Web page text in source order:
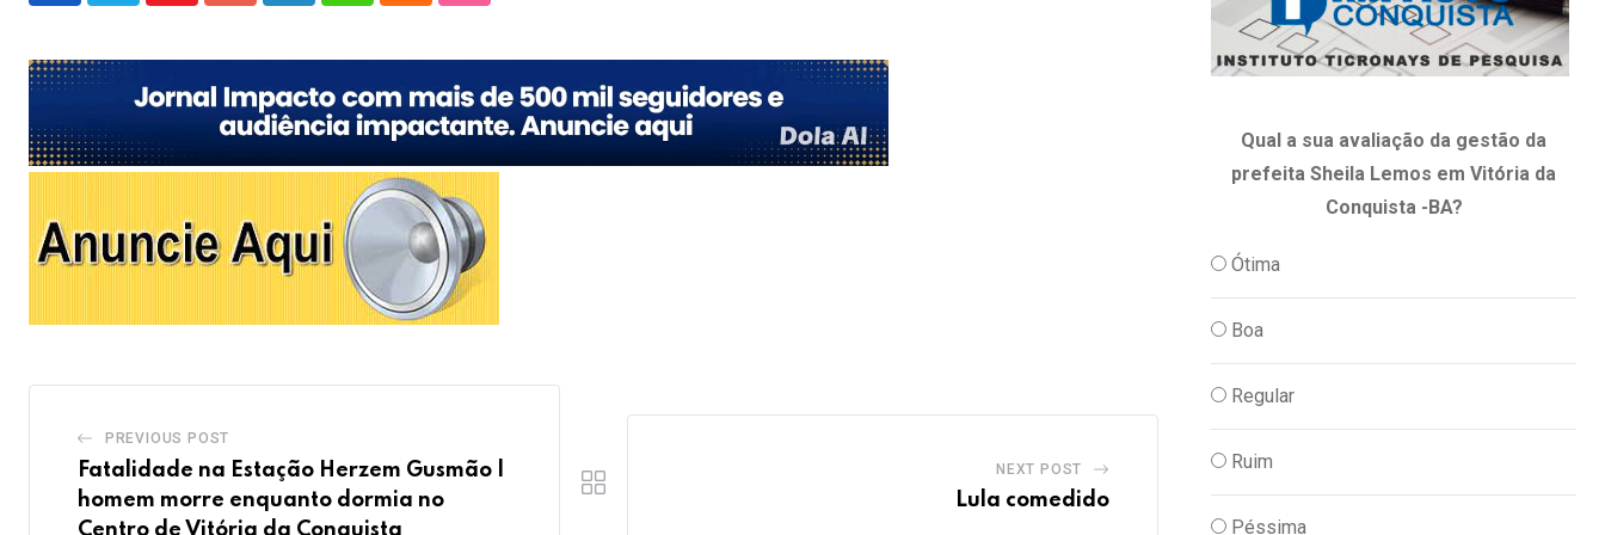
PREVIOUS POST
Fatalidade na Estação Herzem Gusmão |
homem morre enquanto dormia no
Centro de Vitória da Conquista
NEXT POST
Lula comedido
Qual a sua avaliação da gestão da
prefeita Sheila Lemos em Vitória da
Conquista -BA?
Ótima
Boa
Regular
Ruim
Péssima